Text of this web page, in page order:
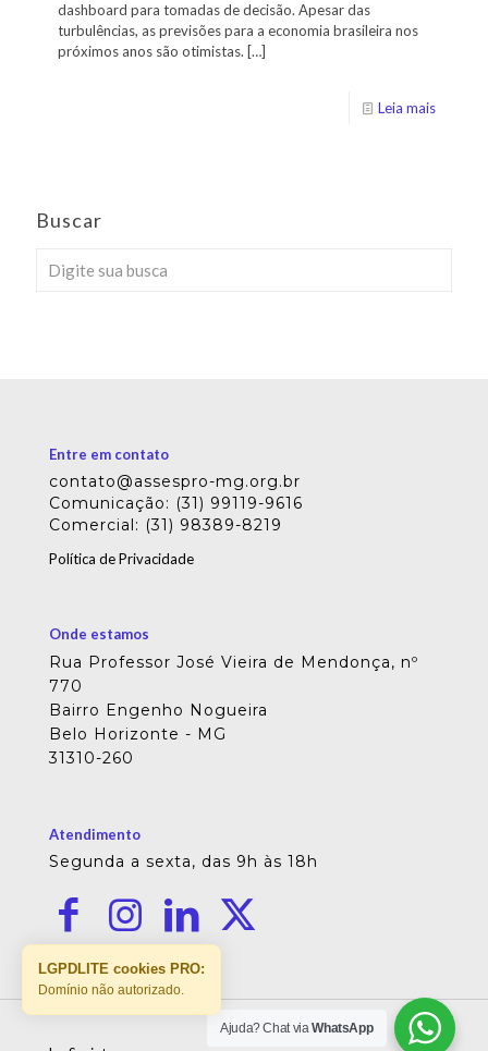
dashboard para tomadas de decisão. Apesar das
turbulências, as previsões para a economia brasileira nos
próximos anos são otimistas. […]
Leia mais
Buscar
Entre em contato
contato@assespro-mg.org.br
Comunicação: (31) 99119-9616
Comercial: (31) 98389-8219
Política de Privacidade
Onde estamos
Rua Professor José Vieira de Mendonça, nº
770
Bairro Engenho Nogueira
Belo Horizonte - MG
31310-260
Atendimento
Segunda a sexta, das 9h às 18h
Ajuda? Chat viaWhatsApp
LGPDLITE cookies PRO:
Domínio não autorizado.